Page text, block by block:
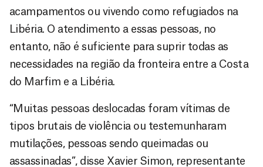
acampamentos ou vivendo como refugiados na
Libéria. O atendimento a essas pessoas, no
entanto, não é suficiente para suprir todas as
necessidades na região da fronteira entre a Costa
do Marfim e a Libéria.
“Muitas pessoas deslocadas foram vítimas de
tipos brutais de violência ou testemunharam
mutilações, pessoas sendo queimadas ou
assassinadas”, disse Xavier Simon, representante